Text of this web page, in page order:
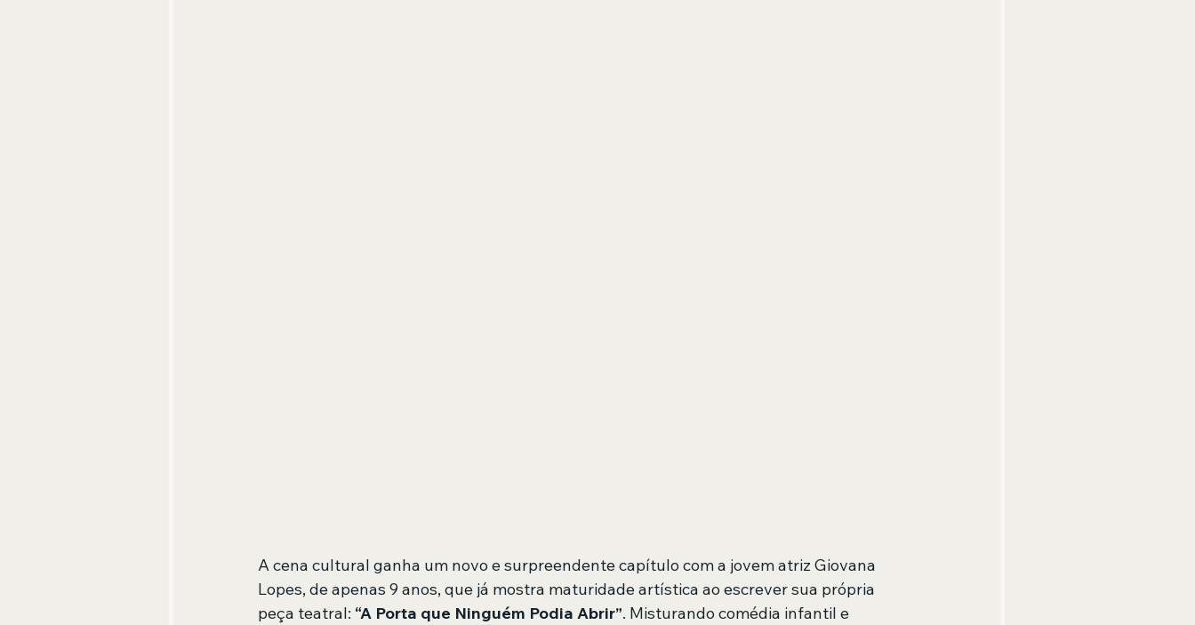
A cena cultural ganha um novo e surpreendente capítulo com a jovem atriz Giovana
Lopes, de apenas 9 anos, que já mostra maturidade artística ao escrever sua própria
peça teatral: “A Porta que Ninguém Podia Abrir”. Misturando comédia infantil e